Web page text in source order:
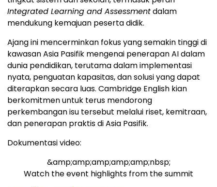
Integrated Learning and Assessmentdalam
mendukung kemajuan peserta didik.
Ajang ini mencerminkan fokus yang semakin tinggi di
kawasan Asia Pasifik mengenai penerapan AI dalam
dunia pendidikan, terutama dalam implementasi
nyata, penguatan kapasitas, dan solusi yang dapat
diterapkan secara luas. Cambridge English kian
berkomitmen untuk terus mendorong
perkembangan isu tersebut melalui riset, kemitraan,
dan penerapan praktis di Asia Pasifik.
Dokumentasi video:
&amp;amp;amp;amp;amp;nbsp;
Watch the event highlights from the summit